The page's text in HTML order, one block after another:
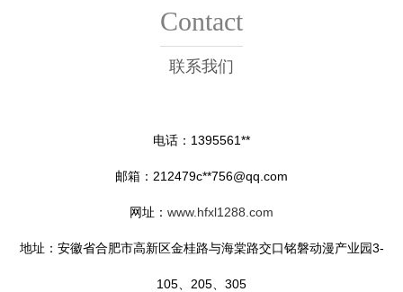
Contact
联系我们
电话：1395561**
邮箱：212479c**756@qq.com
网址： www.hfxl1288.com
地址：安徽省合肥市高新区金桂路与海棠路交口铭磐动漫产业园3-
105、205、305